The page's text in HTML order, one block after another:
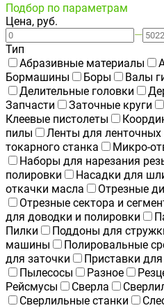
Подбор по параметрам
Цена, руб.
—
Тип
Абразивные материалы
Бормашины
Боры Валы
Делительные головки
Запчасти
Заточные круги
Клеевые пистолеты
пилы
Ленты для ленточных
токарного станка
Микро-
Наборы для нарезания
полировки
Насадки для
откачки масла
Отрезные
Отрезные сектора и
для доводки и полировки
Пилки
Поддоны для
машины
Полировальные
для заточки
Приставки
Пылесосы
Разное
Рейсмусы
Сверла
Сверлильные станки